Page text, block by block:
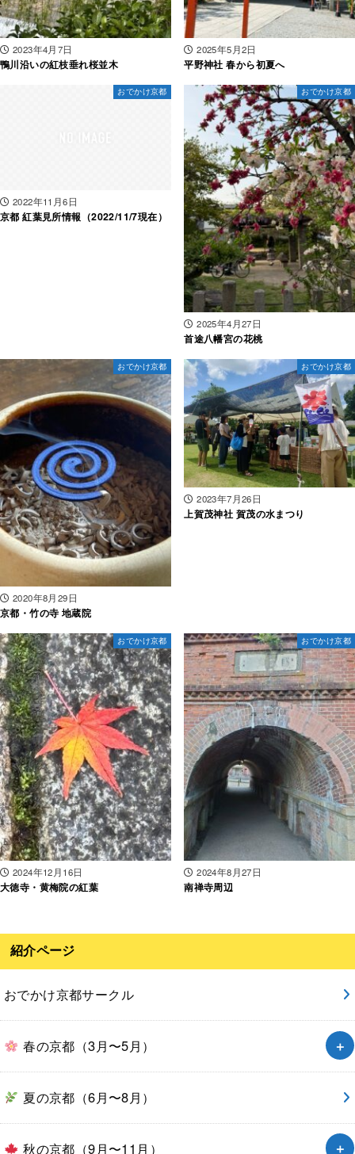
2023年4月7日
鴨川沿いの紅枝垂れ桜並木
2025年5月2日
平野神社 春から初夏へ
おでかけ京都
2022年11月6日
京都 紅葉見所情報（2022/11/7現在）
おでかけ京都
2025年4月27日
首途八幡宮の花桃
おでかけ京都
2020年8月29日
京都・竹の寺 地蔵院
おでかけ京都
2023年7月26日
上賀茂神社 賀茂の水まつり
おでかけ京都
2024年12月16日
大徳寺・黄梅院の紅葉
おでかけ京都
2024年8月27日
南禅寺周辺
紹介ページ
おでかけ京都サークル
春の京都（3月〜5月）
夏の京都（6月〜8月）
秋の京都（9月〜11月）